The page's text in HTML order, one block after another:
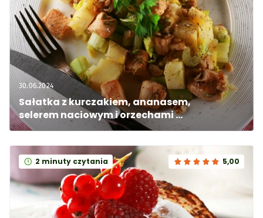
30.06.2024
Sałatka z kurczakiem, ananasem,
selerem naciowym i orzechami
włoskimi
2 minuty czytania 5,00